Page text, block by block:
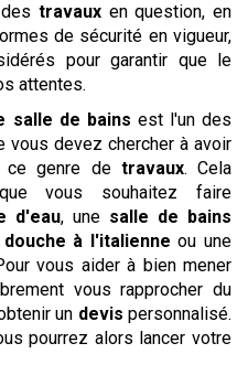
travauxen question, en
de sécurité en vigueur,
pour garantir que le
attentes.
salle de bains est l'un des
vous devez chercher à avoir
ce genre de travaux. Cela
vous souhaitez faire
d'eau, une salle de bains
douche à l'italienne ou une
vous aider à bien mener
vous rapprocher du
un devis personnalisé.
pourrez alors lancer votre